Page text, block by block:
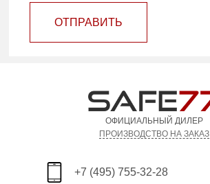
ОТПРАВИТЬ
ОФИЦИАЛЬНЫЙ ДИЛЕР
ПРОИЗВОДСТВО НА ЗАКАЗ
+7 (495) 755-32-28